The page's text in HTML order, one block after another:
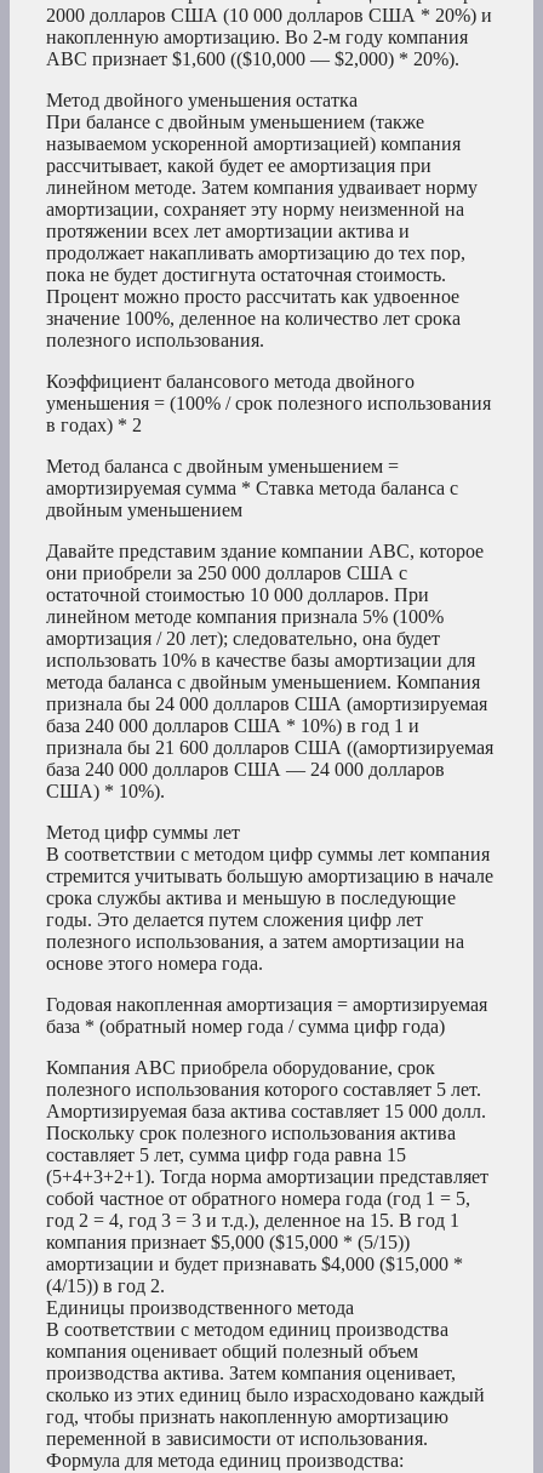
2000 долларов США (10 000 долларов США * 20%) и
накопленную амортизацию. Во 2-м году компания
ABC признает $1,600 (($10,000 — $2,000) * 20%).
Метод двойного уменьшения остатка
При балансе с двойным уменьшением (также
называемом ускоренной амортизацией) компания
рассчитывает, какой будет ее амортизация при
линейном методе. Затем компания удваивает норму
амортизации, сохраняет эту норму неизменной на
протяжении всех лет амортизации актива и
продолжает накапливать амортизацию до тех пор,
пока не будет достигнута остаточная стоимость.
Процент можно просто рассчитать как удвоенное
значение 100%, деленное на количество лет срока
полезного использования.
Коэффициент балансового метода двойного
уменьшения = (100% / срок полезного использования
в годах) * 2
Метод баланса с двойным уменьшением =
амортизируемая сумма * Ставка метода баланса с
двойным уменьшением
Давайте представим здание компании ABC, которое
они приобрели за 250 000 долларов США с
остаточной стоимостью 10 000 долларов. При
линейном методе компания признала 5% (100%
амортизация / 20 лет); следовательно, она будет
использовать 10% в качестве базы амортизации для
метода баланса с двойным уменьшением. Компания
признала бы 24 000 долларов США (амортизируемая
база 240 000 долларов США * 10%) в год 1 и
признала бы 21 600 долларов США ((амортизируемая
база 240 000 долларов США — 24 000 долларов
США) * 10%).
Метод цифр суммы лет
В соответствии с методом цифр суммы лет компания
стремится учитывать большую амортизацию в начале
срока службы актива и меньшую в последующие
годы. Это делается путем сложения цифр лет
полезного использования, а затем амортизации на
основе этого номера года.
Годовая накопленная амортизация = амортизируемая
база * (обратный номер года / сумма цифр года)
Компания ABC приобрела оборудование, срок
полезного использования которого составляет 5 лет.
Амортизируемая база актива составляет 15 000 долл.
Поскольку срок полезного использования актива
составляет 5 лет, сумма цифр года равна 15
(5+4+3+2+1). Тогда норма амортизации представляет
собой частное от обратного номера года (год 1 = 5,
год 2 = 4, год 3 = 3 и т.д.), деленное на 15. В год 1
компания признает $5,000 ($15,000 * (5/15))
амортизации и будет признавать $4,000 ($15,000 *
(4/15)) в год 2.
Единицы производственного метода
В соответствии с методом единиц производства
компания оценивает общий полезный объем
производства актива. Затем компания оценивает,
сколько из этих единиц было израсходовано каждый
год, чтобы признать накопленную амортизацию
переменной в зависимости от использования.
Формула для метода единиц производства: